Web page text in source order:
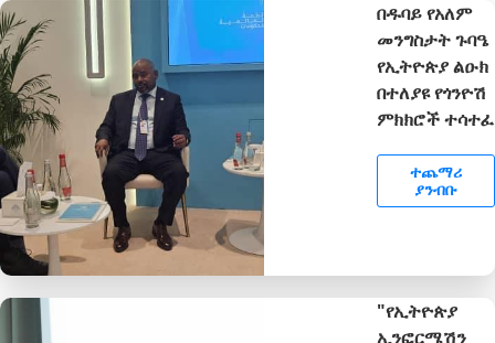
በዱባይ የአለም
መንግስታት ጉባዔ
የኢትዮጵያ ልዑክ
በተለያዩ የጎንዮሽ
ምክክሮች ተሳተፈ
ተጨማሪ
ያንብቡ
"የኢትዮጵያ
ኢንፎርሜሽን